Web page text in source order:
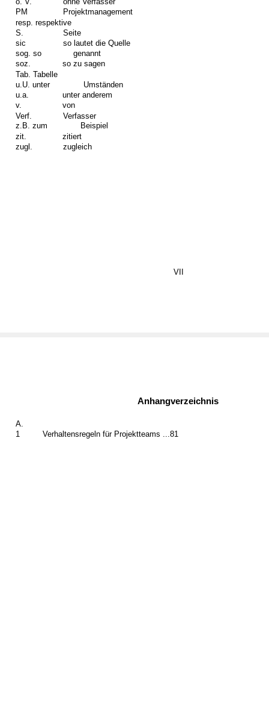
PM
Projektmanagement
resp. respektive
S.
Seite
sic
so lautet die Quelle
sog. so
genannt
soz.
so zu sagen
Tab. Tabelle
u.U. unter
Umständen
u.a.
unter anderem
v.
von
Verf.
Verfasser
z.B. zum
Beispiel
zit.
zitiert
zugl.
zugleich
VII
Anhangverzeichnis
A.
1
Verhaltensregeln für Projektteams ...81